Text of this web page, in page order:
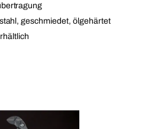
geschmiedet, ölgehärtet